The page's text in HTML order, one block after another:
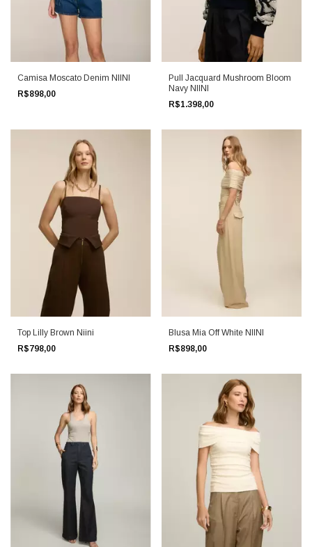
Camisa Moscato Denim NIINI
R$898,00
Pull Jacquard Mushroom Bloom
Navy NIINI
R$1.398,00
Top Lilly Brown Niini
R$798,00
Blusa Mia Off White NIINI
R$898,00